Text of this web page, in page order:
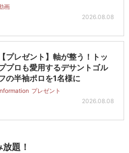
画
2026.08.08
【プレゼント】軸が整う！トッ
プロも愛用するデサントゴル
の半袖ポロを1名様に
プレゼント
2026.08.08
題！